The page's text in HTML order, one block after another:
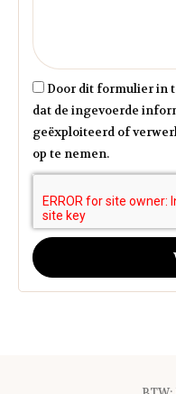
Door dit formulier in
dat de ingevoerde
geëxploiteerd of
op te nemen.